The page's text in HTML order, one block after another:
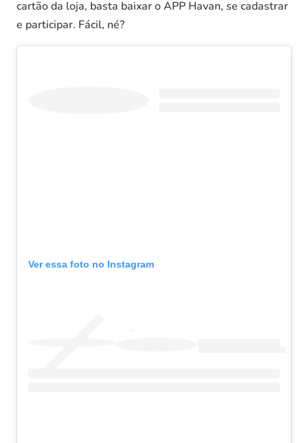
cartão da loja, basta baixar o APP Havan, se cadastrar
e participar. Fácil, né?
Ver essa foto no Instagram